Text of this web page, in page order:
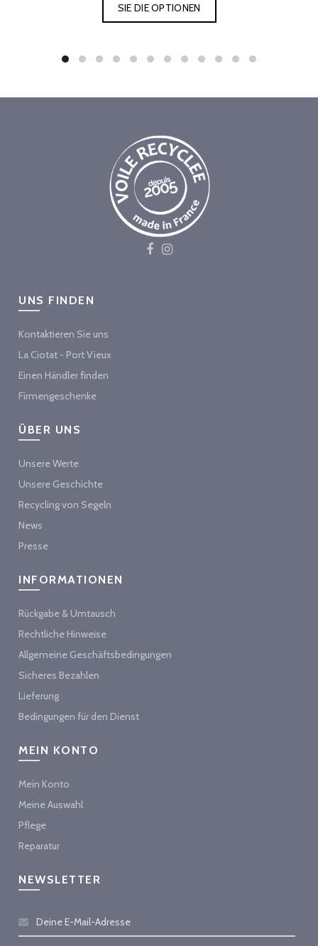
SIE DIE OPTIONEN
UNS FINDEN
Kontaktieren Sie uns
La Ciotat - Port Vieux
Einen Händler finden
Firmengeschenke
ÜBER UNS
Unsere Werte
Unsere Geschichte
Recycling von Segeln
News
Presse
INFORMATIONEN
Rückgabe & Umtausch
Rechtliche Hinweise
Allgemeine Geschäftsbedingungen
Sicheres Bezahlen
Lieferung
Bedingungen für den Dienst
MEIN KONTO
Mein Konto
Meine Auswahl
Pflege
Reparatur
NEWSLETTER